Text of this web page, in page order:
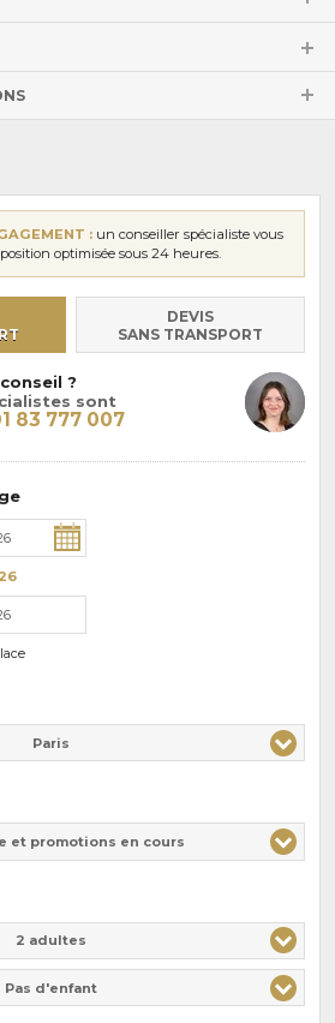
: un conseiller spécialiste vous
optimisée sous 24 heures.
DEVIS
SANS TRANSPORT
?
sont
83 777 007
Paris
et promotions en cours
2 adultes
Pas d'enfant